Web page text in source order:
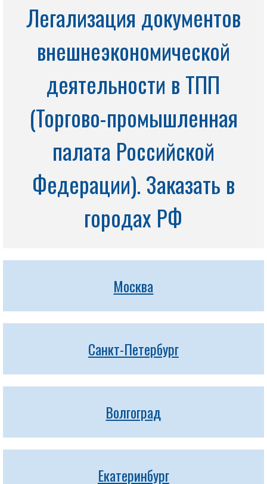
Легализация документов
внешнеэкономической
деятельности в ТПП
(Торгово-промышленная
палата Российской
Федерации). Заказать в
городах РФ
Москва
Санкт-Петербург
Волгоград
Екатеринбург